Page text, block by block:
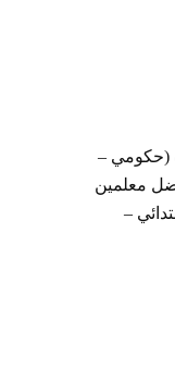
(حكومي –
معلمين
–